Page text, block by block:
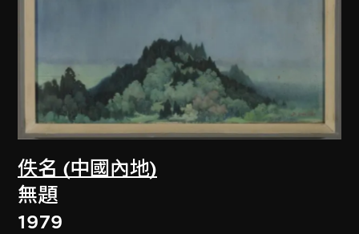
佚名 (中國內地)
無題
1979